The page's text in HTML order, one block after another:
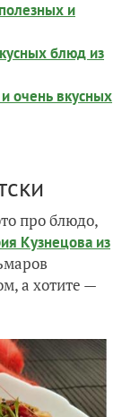
и
блюд из
очень вкусных
про блюдо,
Кузнецова из
а хотите —